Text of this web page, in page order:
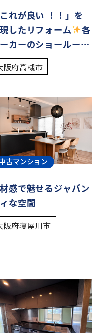
これが良い ！！」を
したリフォーム
各
カーのショールーム
際の商品をご覧いた
ます！
阪府高槻市
古マンション
感で魅せるジャパン
な空間
阪府寝屋川市